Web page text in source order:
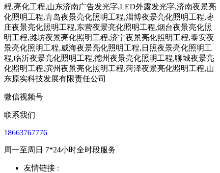
微信视频号
联系我们
18663767776
周一至周日 7*24小时全时段服务
友情链接 :